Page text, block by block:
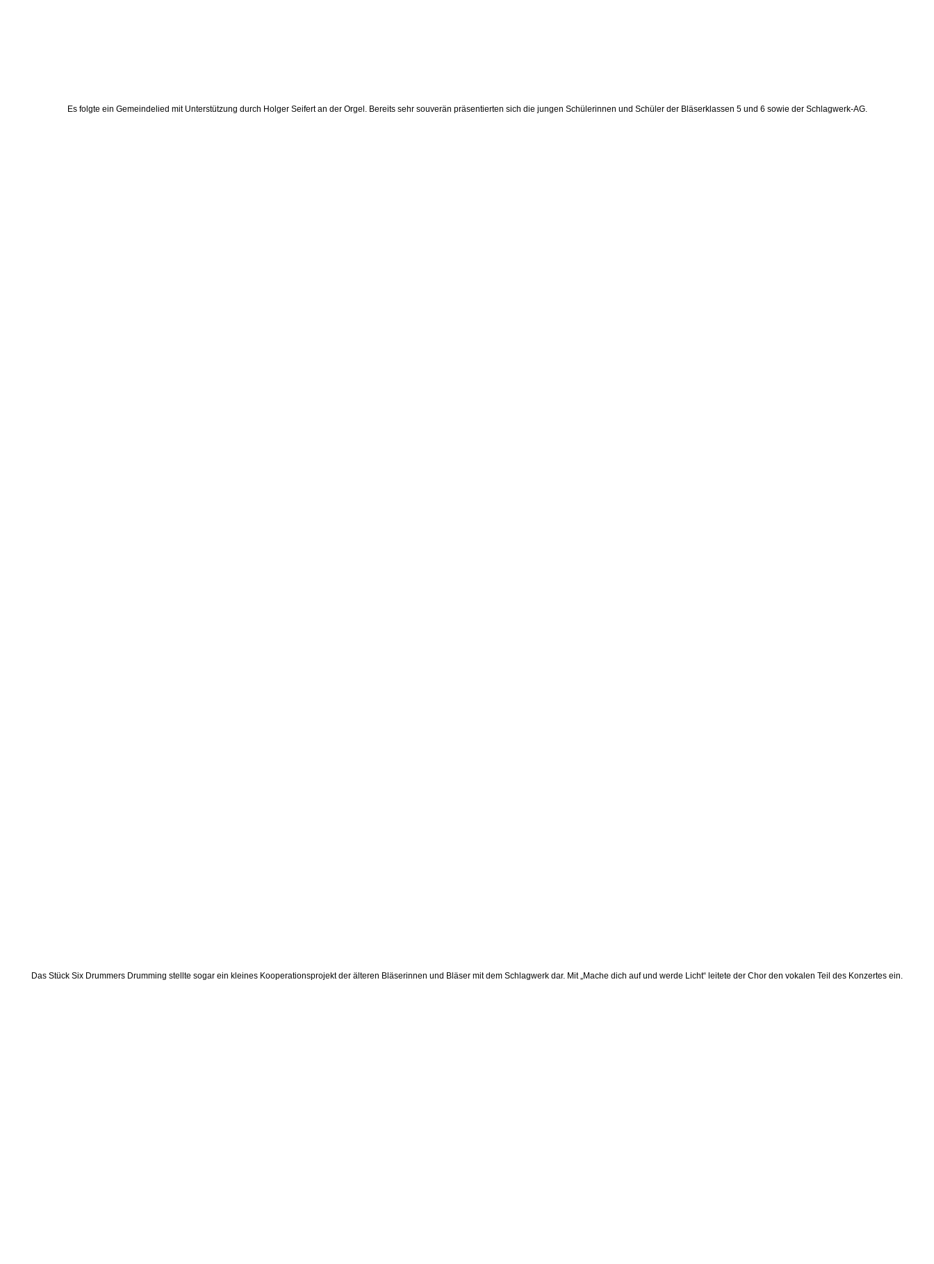
Es folgte ein Gemeindelied mit Unterstützung durch Holger Seifert an der Orgel. Bereits sehr souverän präsentierten sich die jungen Schülerinnen und Schüler der Bläserklassen 5 und 6 sowie der Schlagwerk-AG.
Das Stück Six Drummers Drumming stellte sogar ein kleines Kooperationsprojekt der älteren Bläserinnen und Bläser mit dem Schlagwerk dar. Mit „Mache dich auf und werde Licht“ leitete der Chor den vokalen Teil des Konzertes ein.